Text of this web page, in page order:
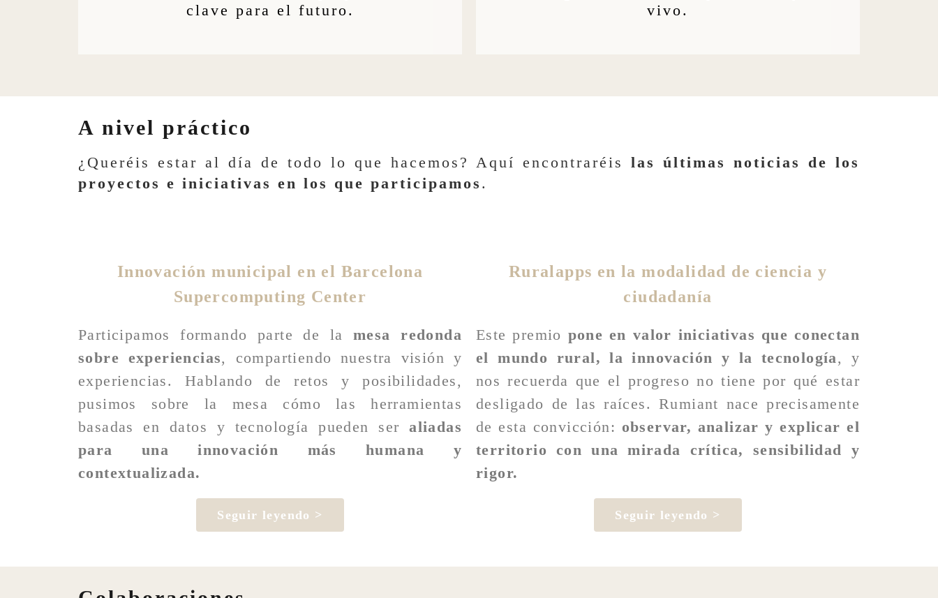
clave para el futuro.
vivo.
A nivel práctico
¿Queréis estar al día de todo lo que hacemos? Aquí encontraréis las últimas noticias de los
proyectos e iniciativas en los que participamos .
Innovación municipal en el Barcelona
Supercomputing Center
Participamos formando parte de lamesa redonda
sobre experiencias, compartiendo nuestra visión y
experiencias. Hablando de retos y posibilidades,
pusimos sobre la mesa cómo las herramientas
basadas en datos y tecnología pueden seraliadas
para una innovación más humana y
contextualizada.
Seguir leyendo >
Ruralapps en la modalidad de ciencia y
ciudadanía
Este premio pone en valor iniciativas que conectan
el mundo rural, la innovación y la tecnología, y
nos recuerda que el progreso no tiene por qué estar
desligado de las raíces. Rumiant nace precisamente
de esta convicción: observar, analizar y explicar el
territorio con una mirada crítica, sensibilidad y
rigor.
Seguir leyendo >